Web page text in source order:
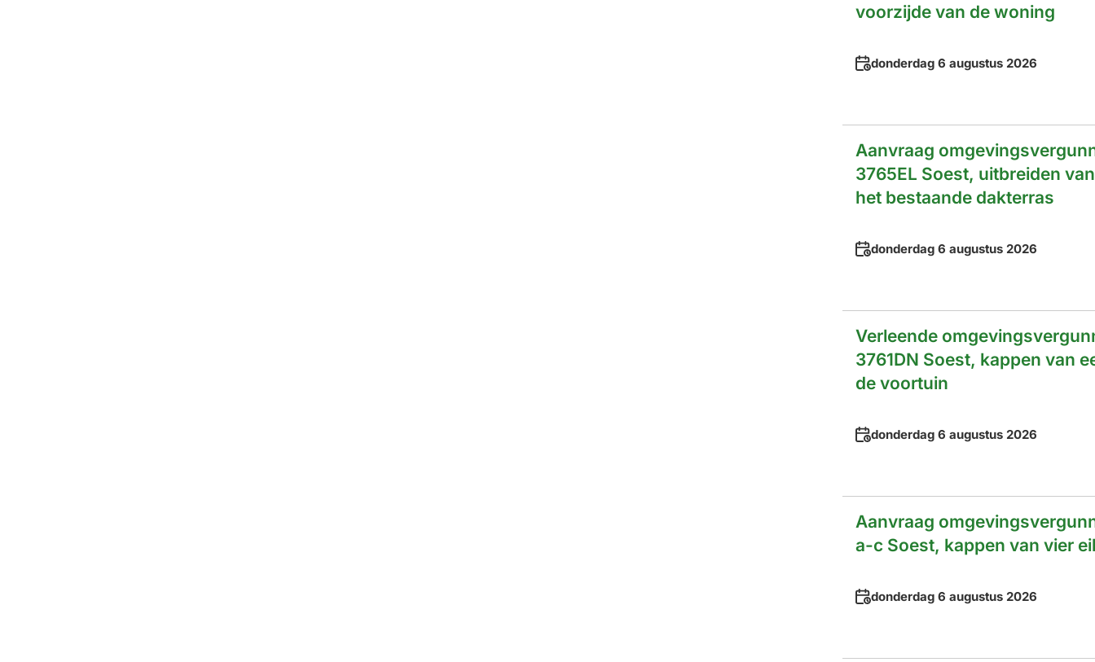
voorzijde van de woning
Datum
donderdag 6 augustus 2026
Aanvraag
3765EL Soest, uitbreiden
het bestaande dakterras
Datum
donderdag 6 augustus 2026
Verleende
3761DN Soest, kappen van
de voortuin
Datum
donderdag 6 augustus 2026
Aanvraag
a-c Soest, kappen van vier
Datum
donderdag 6 augustus 2026